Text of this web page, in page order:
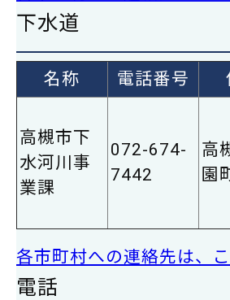
下水道
名称 電話番号
高槻市下
水河川事
業課
072-674-
7442
高
園
各市町村への連絡先は、
電話